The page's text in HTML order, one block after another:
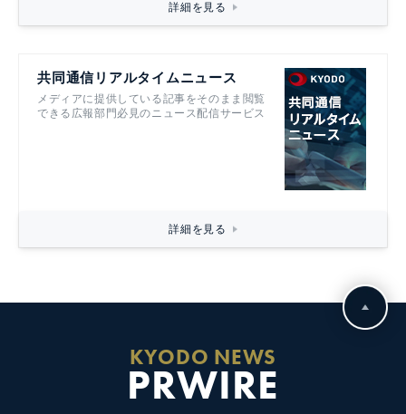
詳細を見る
共同通信リアルタイムニュース
メディアに提供している記事をそのまま閲覧
できる広報部門必見のニュース配信サービス
詳細を見る
KYODO NEWS
PRWIRE